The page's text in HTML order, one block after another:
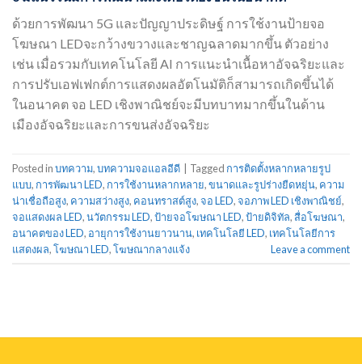
ด้วยการพัฒนา 5G และปัญญาประดิษฐ์ การใช้งานป้ายจอ
โฆษณา LEDจะกว้างขวางและชาญฉลาดมากขึ้น ตัวอย่าง
เช่น เมื่อรวมกับเทคโนโลยี AI การแนะนำเนื้อหาอัจฉริยะและ
การปรับเอฟเฟกต์การแสดงผลอัตโนมัติก็สามารถเกิดขึ้นได้
ในอนาคต จอ LED เชิงพาณิชย์จะมีบทบาทมากขึ้นในด้าน
เมืองอัจฉริยะและการขนส่งอัจฉริยะ
Posted inบทความ,บทความจอแอลอีดี Tagged การติดตั้งหลากหลายรูป
แบบ, การพัฒนา LED, การใช้งานหลากหลาย,ขนาดและรูปร่างยืดหยุ่น, ความ
น่าเชื่อถือสูง, ความสว่างสูง, คอนทราสต์สูง,จอ LED,จอภาพ LED เชิงพาณิชย์,
จอแสดงผล LED,นวัตกรรม LED,ป้ายจอโฆษณา LED,ป้ายดิจิทัล,สื่อโฆษณา,
อนาคตของ LED, อายุการใช้งานยาวนาน, เทคโนโลยี LED, เทคโนโลยีการ
แสดงผล,โฆษณา LED,โฆษณากลางแจ้ง Leave a comment